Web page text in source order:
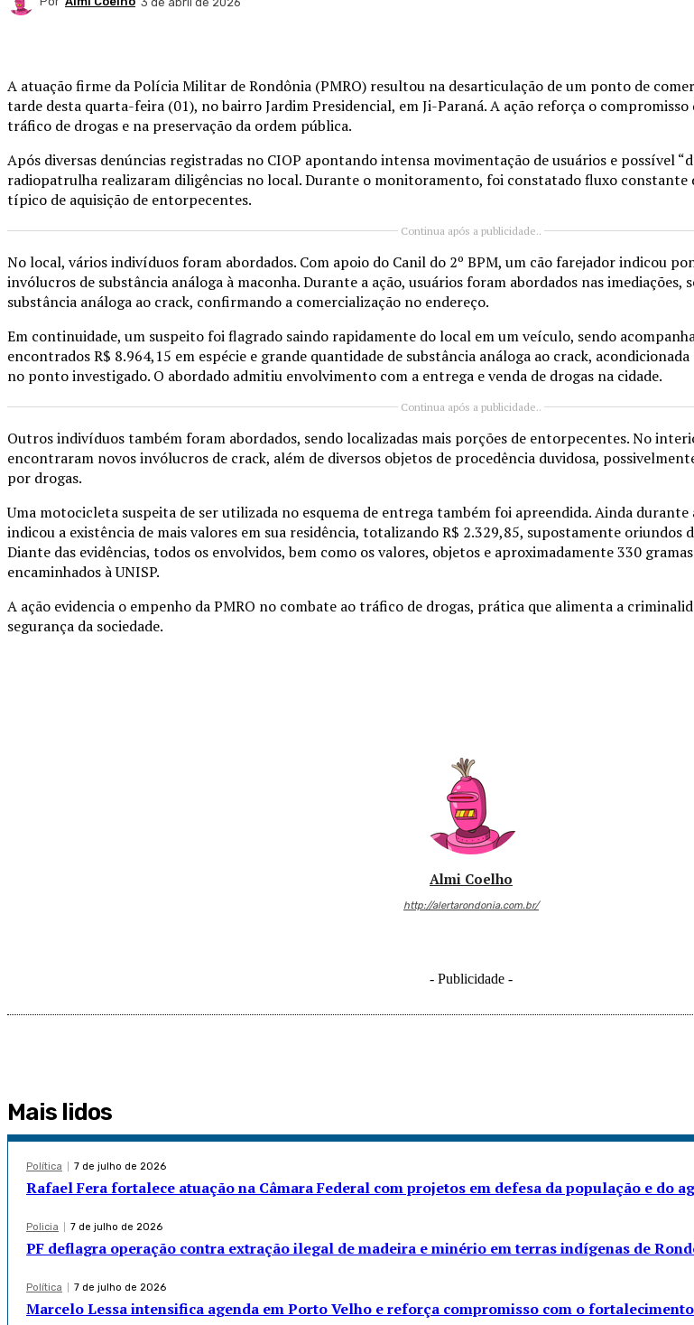
A atuação firme da Polícia Militar de Rondônia (PMRO) resultou na desarticulação de um ponto de
tarde desta quarta-feira (01), no bairro Jardim Presidencial, em Ji-Paraná. A ação reforça o
tráfico de drogas e na preservação da ordem pública.
Após diversas denúncias registradas no CIOP apontando intensa movimentação de usuários e possível
radiopatrulha realizaram diligências no local. Durante o monitoramento, foi constatado fluxo constante
típico de aquisição de entorpecentes.
Continua após a publicidade..
No local, vários indivíduos foram abordados. Com apoio do Canil do 2º BPM, um cão farejador indicou
invólucros de substância análoga à maconha. Durante a ação, usuários foram abordados nas imediações,
substância análoga ao crack, confirmando a comercialização no endereço.
Em continuidade, um suspeito foi flagrado saindo rapidamente do local em um veículo, sendo
encontrados R$ 8.964,15 em espécie e grande quantidade de substância análoga ao crack,
no ponto investigado. O abordado admitiu envolvimento com a entrega e venda de drogas na cidade.
Continua após a publicidade..
Outros indivíduos também foram abordados, sendo localizadas mais porções de entorpecentes. No
encontraram novos invólucros de crack, além de diversos objetos de procedência duvidosa,
por drogas.
Uma motocicleta suspeita de ser utilizada no esquema de entrega também foi apreendida. Ainda
indicou a existência de mais valores em sua residência, totalizando R$ 2.329,85, supostamente oriundos
Diante das evidências, todos os envolvidos, bem como os valores, objetos e aproximadamente 330
encaminhados à UNISP.
A ação evidencia o empenho da PMRO no combate ao tráfico de drogas, prática que alimenta a
segurança da sociedade.
Almi Coelho
http://alertarondonia.com.br/
- Publicidade -
Mais lidos
Política 7 de julho de 2026
Rafael Fera fortalece atuação na Câmara Federal com projetos em defesa da população e do
Policia 7 de julho de 2026
PF deflagra operação contra extração ilegal de madeira e minério em terras indígenas de
Política 7 de julho de 2026
Marcelo Lessa intensifica agenda em Porto Velho e reforça compromisso com o